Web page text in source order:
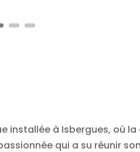
installée à Isbergues, où
qui a su réunir